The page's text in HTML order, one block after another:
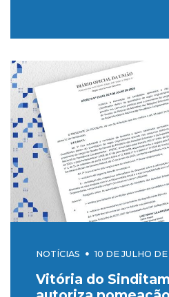
NOTÍCIAS 10 DE JULHO
Vitória do